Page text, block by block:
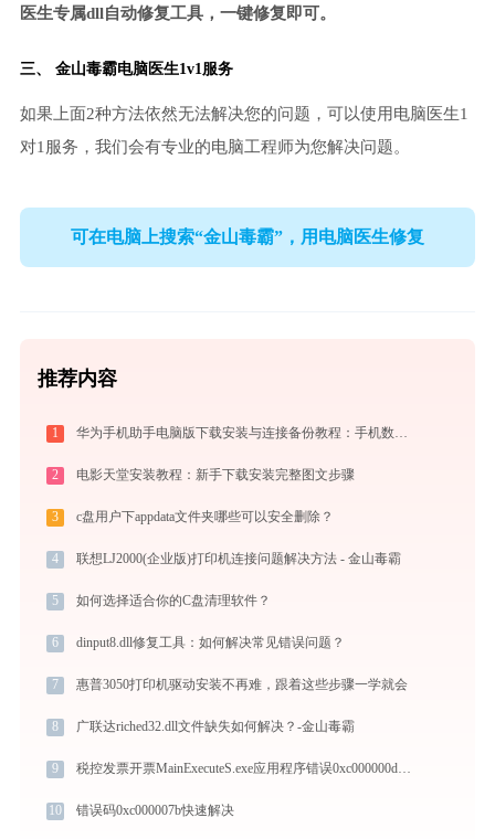
医生专属dll自动修复工具，一键修复即可。
三、 金山毒霸电脑医生1v1服务
如果上面2种方法依然无法解决您的问题，可以使用电脑医生1
对1服务，我们会有专业的电脑工程师为您解决问题。
可在电脑上搜索“金山毒霸”，用电脑医生修复
推荐内容
1 华为手机助手电脑版下载安装与连接备份教程：手机数据双向传输与系统修复指南
2 电影天堂安装教程：新手下载安装完整图文步骤
3 c盘用户下appdata文件夹哪些可以安全删除？
4 联想LJ2000(企业版)打印机连接问题解决方法 - 金山毒霸
5 如何选择适合你的C盘清理软件？
6 dinput8.dll修复工具：如何解决常见错误问题？
7 惠普3050打印机驱动安装不再难，跟着这些步骤一学就会
8 广联达riched32.dll文件缺失如何解决？-金山毒霸
9 税控发票开票MainExecuteS.exe应用程序错误0xc000000d解决方法
10 错误码0xc000007b快速解决